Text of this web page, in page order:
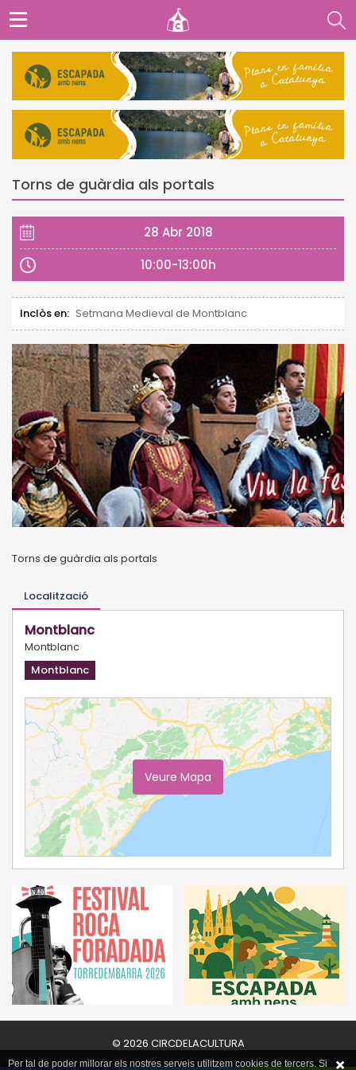
Torns de guàrdia als portals
28 Abr 2018
10:00-13:00h
Inclòs en: Setmana Medieval de Montblanc
Torns de guàrdia als portals
Localització
Montblanc
Montblanc
Montblanc
Veure Mapa
© 2026 CIRCDELACULTURA
Per tal de poder millorar els nostres serveis utilitzem cookies de tercers. Si